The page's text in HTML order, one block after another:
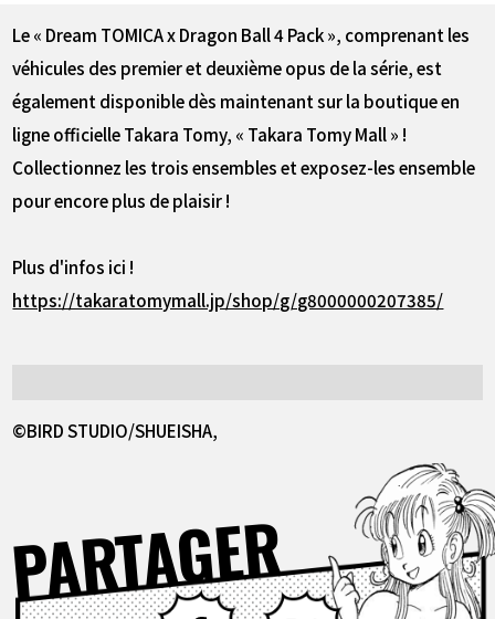
Le « Dream TOMICA x Dragon Ball 4 Pack », comprenant les
véhicules des premier et deuxième opus de la série, est
également disponible dès maintenant sur la boutique en
ligne officielle Takara Tomy, « Takara Tomy Mall » !
Collectionnez les trois ensembles et exposez-les ensemble
pour encore plus de plaisir !
Plus d'infos ici !
https://takaratomymall.jp/shop/g/g8000000207385/
©BIRD STUDIO/SHUEISHA,
PARTAGERFacebook X